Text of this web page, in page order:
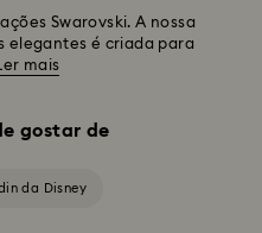
Swarovski. A nossa
elegantes é criada para
mais
gostar de
da Disney